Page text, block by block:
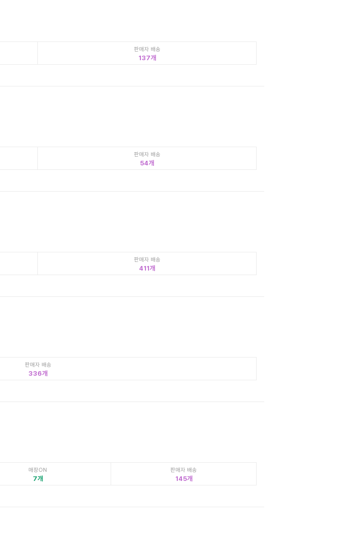
판매자 배송
137
판매자 배송
54
판매자 배송
411
판매자 배송
336
매장ON
7
판매자 배송
145